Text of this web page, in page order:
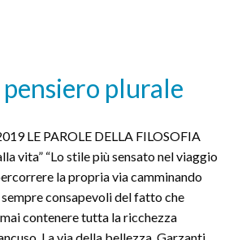
plurale
LE PAROLE DELLA FILOSOFIA
vita” “Lo stile più sensato nel viaggio
la propria via camminando
consapevoli del fatto che
contenere tutta la ricchezza